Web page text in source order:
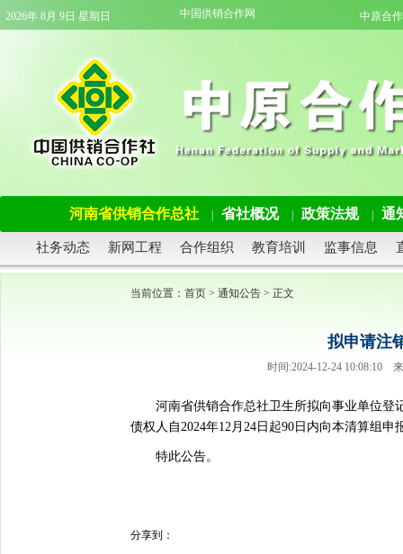
2026年 8月 9日 星期日 中国供销合作网 中原合
河南省供销合作总社 省社概况 政策法规 通
社务动态 新网工程 合作组织 教育培训 监事信息
当前位置： 首页 > 通知公告 > 正文
拟申请注
时间:2024-12-24 10:08:10
河南省供销合作总社卫生所拟向事业单位登
债权人自2024年12月24日起90日内向本清算组申
特此公告。
分享到：